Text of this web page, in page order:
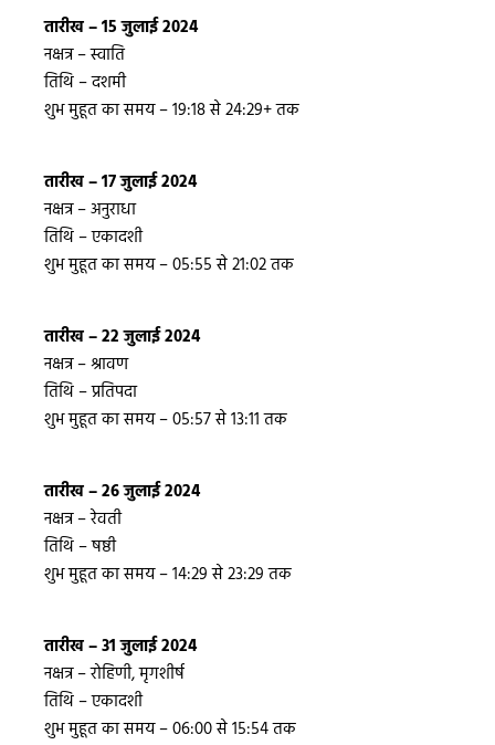
तारीख – 15 जुलाई 2024
नक्षत्र – स्वाति
तिथि – दशमी
शुभ मुहूत का समय – 19:18 से 24:29+ तक
तारीख – 17 जुलाई 2024
नक्षत्र – अनुराधा
तिथि – एकादशी
शुभ मुहूत का समय – 05:55 से 21:02 तक
तारीख – 22 जुलाई 2024
नक्षत्र – श्रावण
तिथि – प्रतिपदा
शुभ मुहूत का समय – 05:57 से 13:11 तक
तारीख – 26 जुलाई 2024
नक्षत्र – रेवती
तिथि – षष्ठी
शुभ मुहूत का समय – 14:29 से 23:29 तक
तारीख – 31 जुलाई 2024
नक्षत्र – रोहिणी, मृगशीर्ष
तिथि – एकादशी
शुभ मुहूत का समय – 06:00 से 15:54 तक